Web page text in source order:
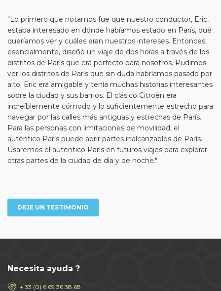
"Lo primero que notamos fue que nuestro conductor, Eric,
estaba interesado en dónde habíamos estado en París, qué
queríamos ver y cuáles eran nuestros intereses. Entonces,
esencialmente, diseñó un viaje de dos horas a través de los
distritos de París que era perfecto para nosotros. Pudimos
ver los distritos de París que sin duda habríamos pasado por
alto. Eric era amigable y tenía muchas historias interesantes
sobre la ciudad y sus barrios. El clásico Citroën era
increíblemente cómodo y lo suficientemente estrecho para
navegar por las calles más antiguas y estrechas de París.
Para las personas con limitaciones de movilidad, el
auténtico París puede abrir partes inalcanzables de París.
Usaremos el auténtico París en futuros viajes para explorar
otras partes de la ciudad de día y de noche."
DEJE UN TESTIMONIO
Necesita ayuda ?
+ 33 (0) 6 69 36 38 68